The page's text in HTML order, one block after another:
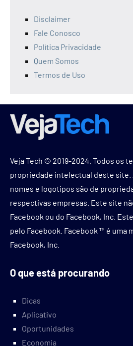
Disclaimer
Fale Conosco
Política Privacidade
Quem Somos
Termos de Uso
Veja Tech © 2019-2024. Todos os
propriedade intelectual deste site.
nomes e logotipos são de
respectivas empresas. Este site
Facebook ou do Facebook, Inc.
pelo Facebook. Facebook ™ é uma
Facebook, Inc.
O que está procurando
Dicas
Aplicativo
Oportunidades
Economia